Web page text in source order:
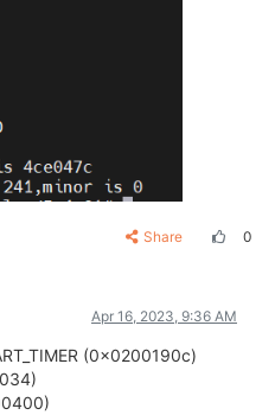
Share 0
Apr 16, 2023, 9:36 AM
(0x0200190c)